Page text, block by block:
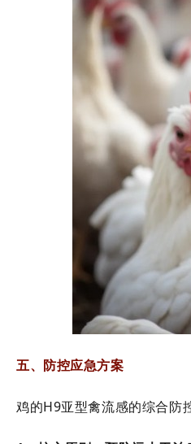
五、防控应急方案
鸡的H9亚型禽流感的综合防